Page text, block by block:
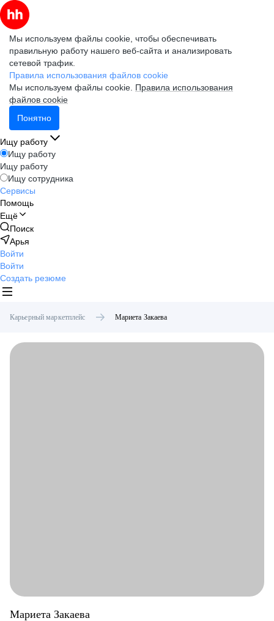
Мы используем файлы cookie, чтобы обеспечивать
правильную работу нашего веб-сайта и анализировать
сетевой трафик.
Правила использования файлов cookie
Мы используем файлы cookie. Правила использования
файлов cookie
Понятно
Ищу работу
Ищу работу
Ищу работу
Ищу сотрудника
Сервисы
Помощь
Ещё
Поиск
Арья
Войти
Войти
Создать резюме
Карьерный маркетплейс Мариета Закаева
Мариета Закаева